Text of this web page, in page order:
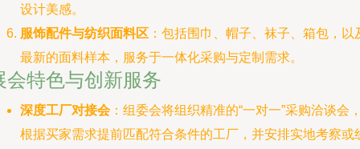
设计美感。
服饰配件与纺织面料区 ：包括围巾、帽子、袜子、箱包，以
最新的面料样本，服务于一体化采购与定制需求。
会特色与创新服务
深度工厂对接会：组委会将组织精准的“一对一”采购洽谈会
根据买家需求提前匹配符合条件的工厂，并安排实地考察或